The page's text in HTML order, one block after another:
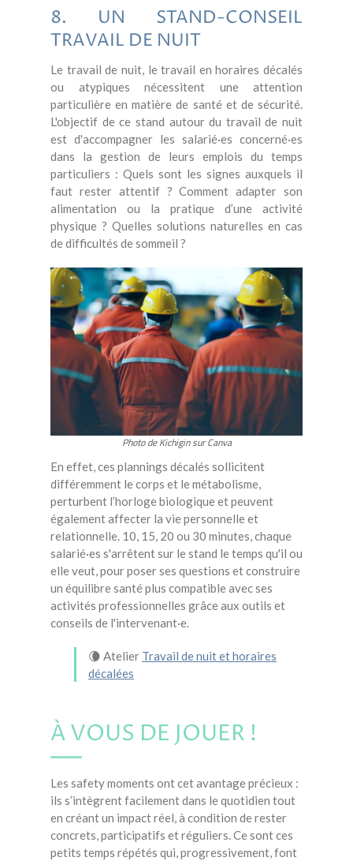
8. UN STAND-CONSEIL
TRAVAIL DE NUIT
Le travail de nuit, le travail en horaires décalés
ou atypiques nécessitent une attention
particulière en matière de santé et de sécurité.
L'objectif de ce stand autour du travail de nuit
est d'accompagner les salarié·es concerné·es
dans la gestion de leurs emplois du temps
particuliers : Quels sont les signes auxquels il
faut rester attentif ? Comment adapter son
alimentation ou la pratique d’une activité
physique ? Quelles solutions naturelles en cas
de difficultés de sommeil ?
Photo de Kichigin sur Canva
En effet, ces plannings décalés sollicitent
différemment le corps et le métabolisme,
perturbent l’horloge biologique et peuvent
également affecter la vie personnelle et
relationnelle. 10, 15, 20 ou 30 minutes, chaque
salarié·es s'arrêtent sur le stand le temps qu'il ou
elle veut, pour poser ses questions et construire
un équilibre santé plus compatible avec ses
activités professionnelles grâce aux outils et
conseils de l'intervenant·e.
🌘 Atelier Travail de nuit et horaires
décalées
À VOUS DE JOUER !
Les safety moments ont cet avantage précieux :
ils s’intègrent facilement dans le quotidien tout
en créant un impact réel, à condition de rester
concrets, participatifs et réguliers. Ce sont ces
petits temps répétés qui, progressivement, font